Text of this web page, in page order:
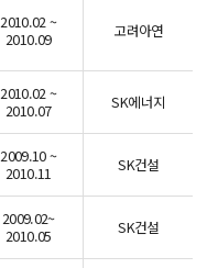
2010.02 ~
2010.09
고려아연
2010.02 ~
2010.07
SK에너지
2009.10 ~
2010.11
SK건설
2009.02~
2010.05
SK건설